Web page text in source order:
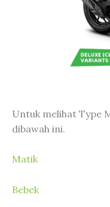
Untuk melihat Type
dibawah ini.
Matik
Bebek